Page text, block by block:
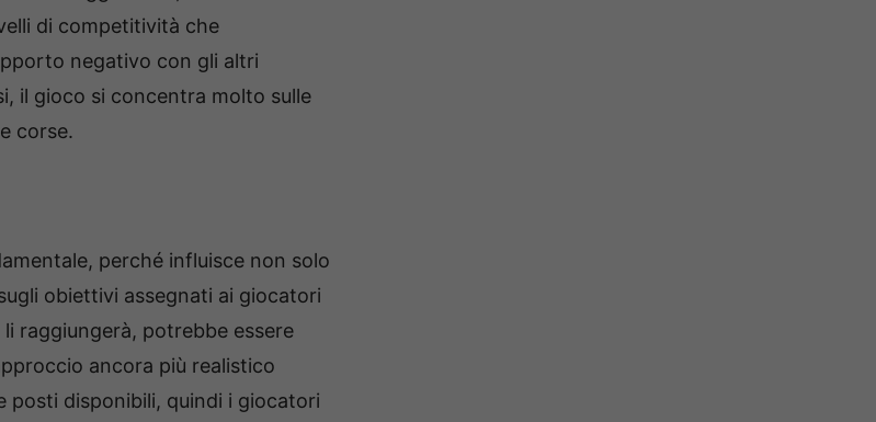
di competitività che
negativo con gli altri
il gioco si concentra molto sulle
corse.
perché influisce non solo
obiettivi assegnati ai giocatori
raggiungerà, potrebbe essere
ancora più realistico
posti disponibili, quindi i giocatori